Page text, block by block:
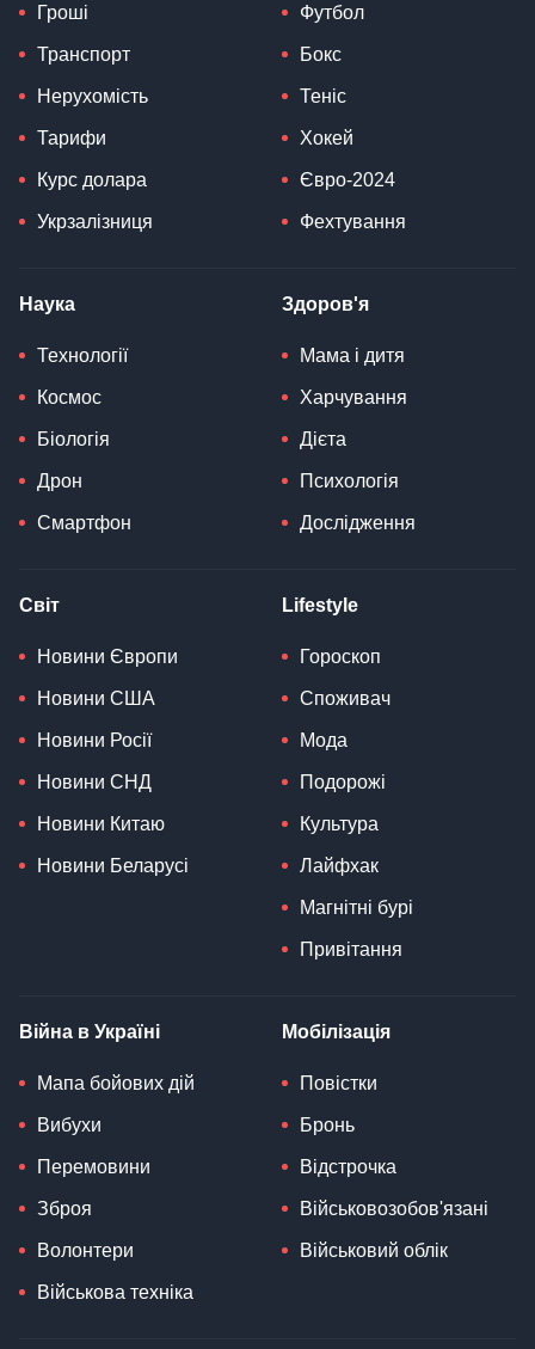
Гроші
Транспорт
Нерухомість
Тарифи
Курс долара
Укрзалізниця
Футбол
Бокс
Теніс
Хокей
Євро-2024
Фехтування
Наука
Технології
Космос
Біологія
Дрон
Смартфон
Здоров'я
Мама і дитя
Харчування
Дієта
Психологія
Дослідження
Світ
Новини Європи
Новини США
Новини Росії
Новини СНД
Новини Китаю
Новини Беларусі
Lifestyle
Гороскоп
Споживач
Мода
Подорожі
Культура
Лайфхак
Магнітні бурі
Привітання
Війна в Україні
Мапа бойових дій
Вибухи
Перемовини
Зброя
Волонтери
Військова техніка
Мобілізація
Повістки
Бронь
Відстрочка
Військовозобов'язані
Військовий облік